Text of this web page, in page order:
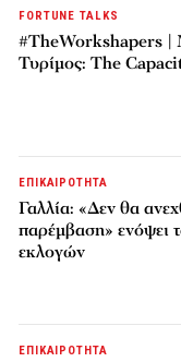
FORTUNE TALKS
#TheWorkshapers |
Τυρίμος: The
ΕΠΙΚΑΙΡΟΤΗΤΑ
Γαλλία: «Δεν θα
παρέμβαση» ενόψει
εκλογών
ΕΠΙΚΑΙΡΟΤΗΤΑ